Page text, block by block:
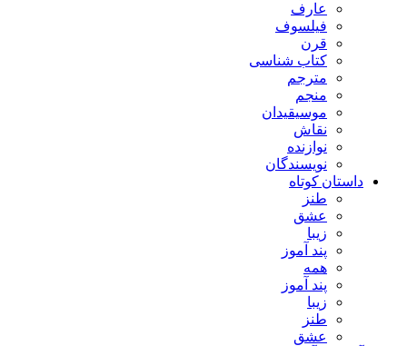
عارف
فیلسوف
قرن
کتاب شناسی
مترجم
منجم
موسیقیدان
نقاش
نوازنده
نویسندگان
داستان کوتاه
طنز
عشق
زیبا
پند آموز
همه
پند آموز
زیبا
طنز
عشق